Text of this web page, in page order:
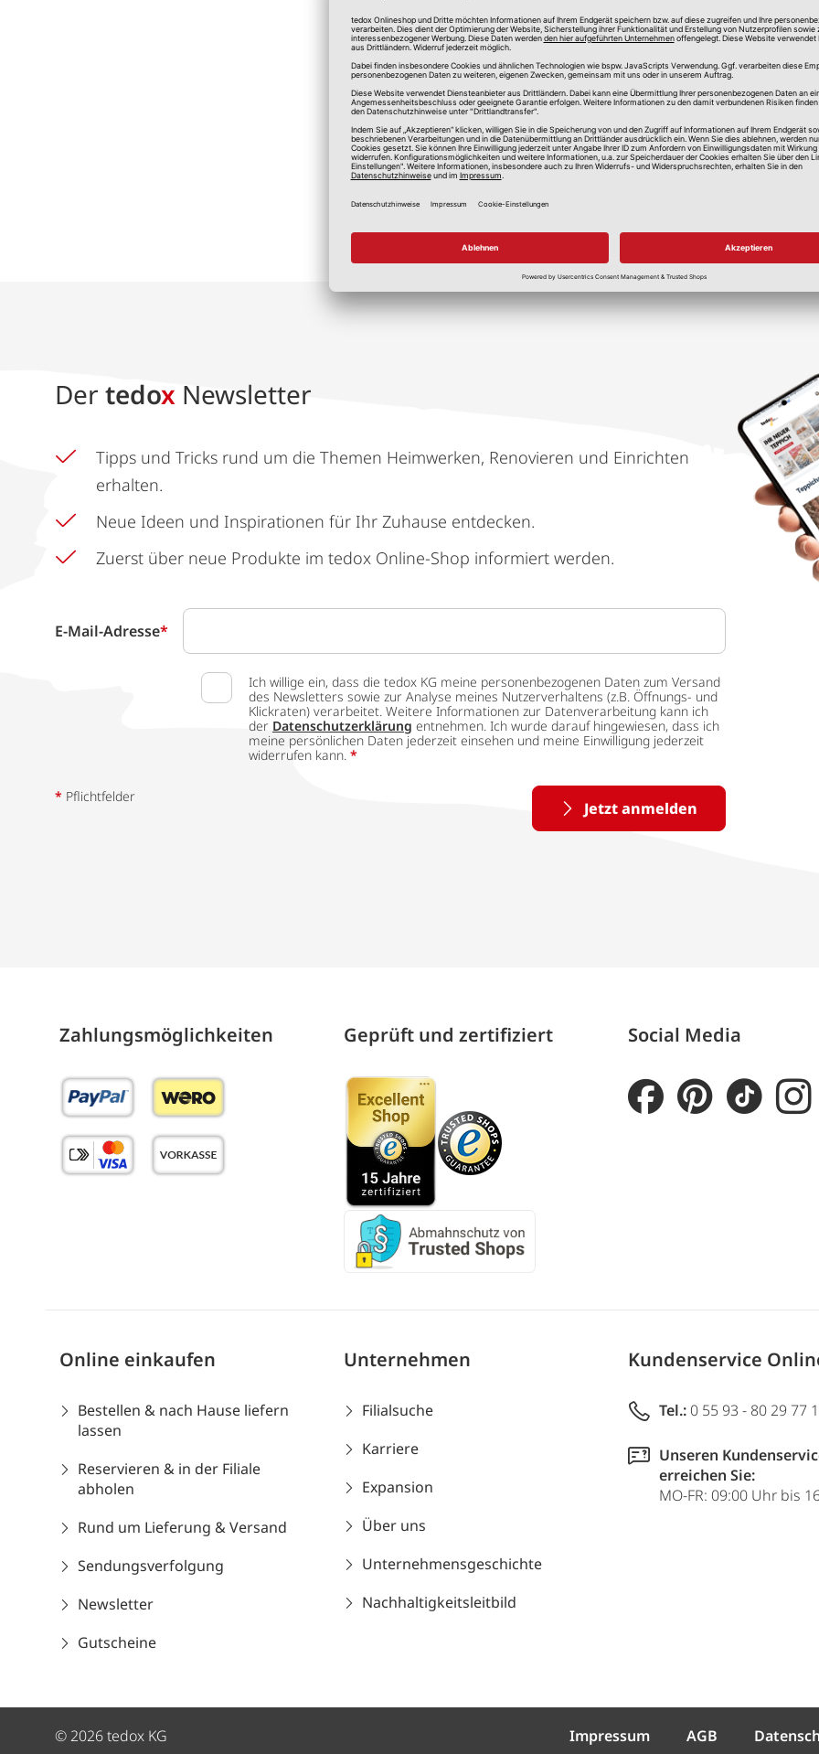
Der tedox Newsletter
Tipps und Tricks rund um die Themen Heimwerken, Renovieren und Einrichten
erhalten.
Neue Ideen und Inspirationen für Ihr Zuhause entdecken.
Zuerst über neue Produkte im tedox Online-Shop informiert werden.
E-Mail-Adresse*
Ich willige ein, dass die tedox KG meine personenbezogenen Daten zum Versand
des Newsletters sowie zur Analyse meines Nutzerverhaltens (z.B. Öffnungs- und
Klickraten) verarbeitet. Weitere Informationen zur Datenverarbeitung kann ich
der Datenschutzerklärung entnehmen. Ich wurde darauf hingewiesen, dass ich
meine persönlichen Daten jederzeit einsehen und meine Einwilligung jederzeit
widerrufen kann. *
Jetzt anmelden
* Pflichtfelder
Zahlungs­möglich­keiten Geprüft und zertifiziert Social Media
Online einkaufen
Bestellen & nach Hause liefern
lassen
Reservieren & in der Filiale
abholen
Rund um Lieferung & Versand
Sendungsverfolgung
Newsletter
Gutscheine
Unternehmen
Filialsuche
Karriere
Expansion
Über uns
Unternehmensgeschichte
Nachhaltigkeitsleitbild
Kundenservice
Tel.: 0 55 93 - 80 29 77
Unseren
erreichen Sie:
MO-FR: 09:00 Uhr bis
© 2026 tedox KG Impressum AGB